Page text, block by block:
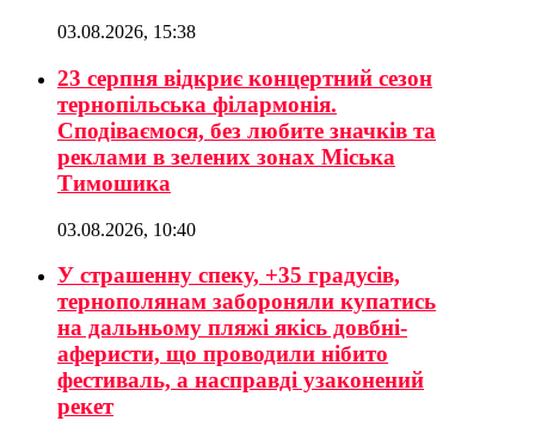
03.08.2026, 15:38
23 серпня відкриє концертний сезон
тернопільська філармонія.
Сподіваємося, без любите значків та
реклами в зелених зонах Міська
Тимошика
03.08.2026, 10:40
У страшенну спеку, +35 градусів,
тернополянам забороняли купатись
на дальньому пляжі якісь довбні-
аферисти, що проводили нібито
фестиваль, а насправді узаконений
рекет